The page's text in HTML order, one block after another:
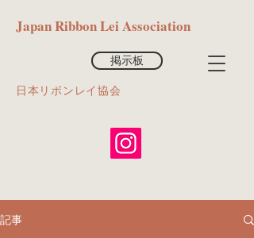
​Japan Ribbon Lei Association
掲示板
​日本リボンレイ協会
記事